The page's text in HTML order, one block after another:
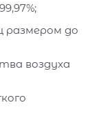
до
воздуха